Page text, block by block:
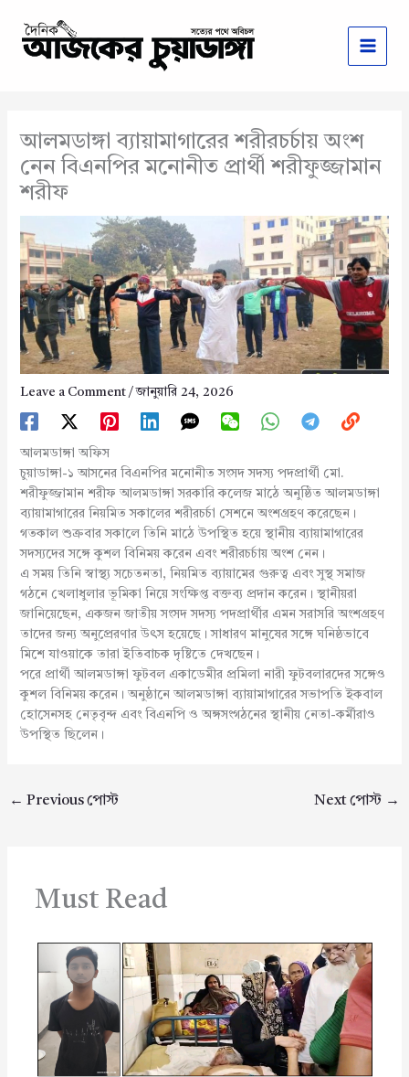
content
আলমডাঙ্গা ব্যায়ামাগারের শরীরচর্চায় অংশ
নেন বিএনপির মনোনীত প্রার্থী শরীফুজ্জামান
শরীফ
Leave a Comment /জানুয়ারি 24, 2026
আলমডাঙ্গা অফিস
চুয়াডাঙ্গা-১ আসনের বিএনপির মনোনীত সংসদ সদস্য পদপ্রার্থী মো.
শরীফুজ্জামান শরীফ আলমডাঙ্গা সরকারি কলেজ মাঠে অনুষ্ঠিত আলমডাঙ্গা
ব্যায়ামাগারের নিয়মিত সকালের শরীরচর্চা সেশনে অংশগ্রহণ করেছেন।
গতকাল শুক্রবার সকালে তিনি মাঠে উপস্থিত হয়ে স্থানীয় ব্যায়ামাগারের
সদস্যদের সঙ্গে কুশল বিনিময় করেন এবং শরীরচর্চায় অংশ নেন।
এ সময় তিনি স্বাস্থ্য সচেতনতা, নিয়মিত ব্যায়ামের গুরুত্ব এবং সুস্থ সমাজ
গঠনে খেলাধুলার ভূমিকা নিয়ে সংক্ষিপ্ত বক্তব্য প্রদান করেন। স্থানীয়রা
জানিয়েছেন, একজন জাতীয় সংসদ সদস্য পদপ্রার্থীর এমন সরাসরি অংশগ্রহণ
তাদের জন্য অনুপ্রেরণার উৎস হয়েছে। সাধারণ মানুষের সঙ্গে ঘনিষ্ঠভাবে
মিশে যাওয়াকে তারা ইতিবাচক দৃষ্টিতে দেখছেন।
পরে প্রার্থী আলমডাঙ্গা ফুটবল একাডেমীর প্রমিলা নারী ফুটবলারদের সঙ্গেও
কুশল বিনিময় করেন। অনুষ্ঠানে আলমডাঙ্গা ব্যায়ামাগারের সভাপতি ইকবাল
হোসেনসহ নেতৃবৃন্দ এবং বিএনপি ও অঙ্গসংগঠনের স্থানীয় নেতা-কর্মীরাও
উপস্থিত ছিলেন।
← Previous পোস্ট Next পোস্ট →
Must Read